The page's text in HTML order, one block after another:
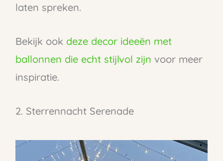
laten spreken.
Bekijk ook deze decor ideeën met
ballonnen die echt stijlvol zijn voor meer
inspiratie.
2. Sterrennacht Serenade